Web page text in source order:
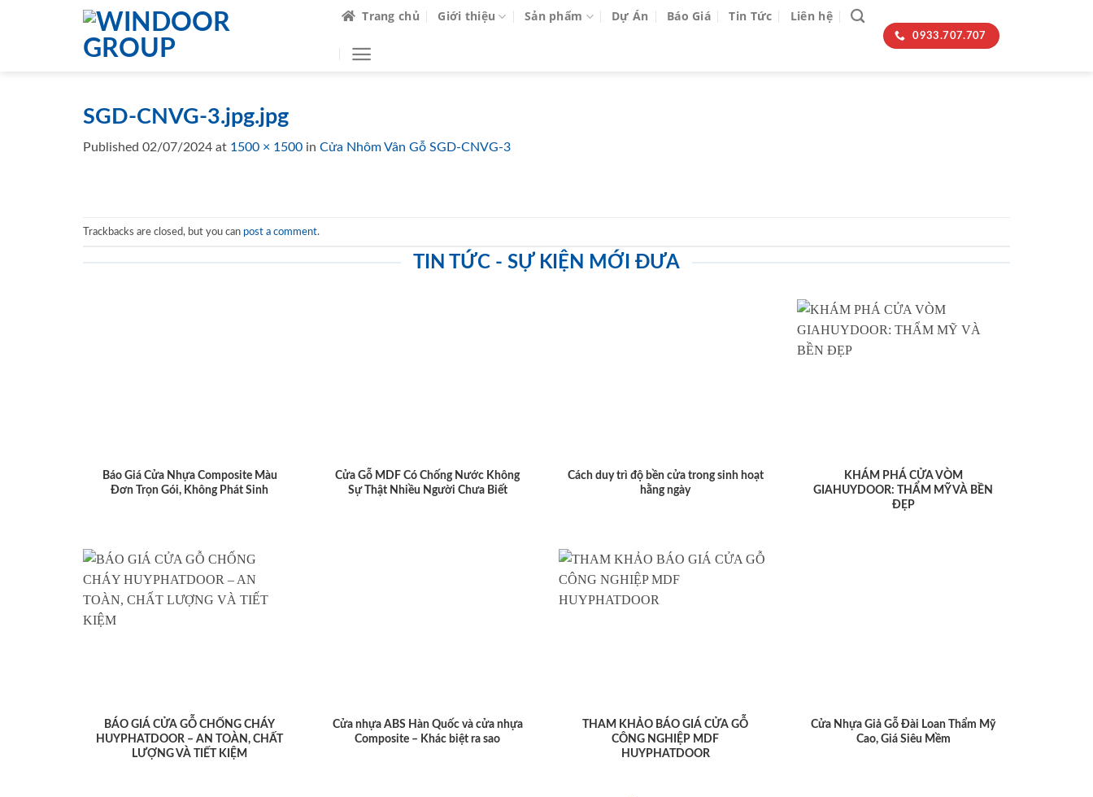
Trang chủ Giới thiệu Sản phẩm Dự Án Báo Giá Tin Tức Liên hệ
0933.707.707
SGD-CNVG-3.jpg.jpg
Published 02/07/2024 at 1500 × 1500 in Cửa Nhôm Vân Gỗ SGD-CNVG-3
Trackbacks are closed, but you can post a comment.
TIN TỨC - SỰ KIỆN MỚI ĐƯA
Báo Giá Cửa Nhựa Composite Màu
Đơn Trọn Gói, Không Phát Sinh
Cửa Gỗ MDF Có Chống Nước Không
Sự Thật Nhiều Người Chưa Biết
Cách duy trì độ bền cửa trong sinh hoạt
hằng ngày
KHÁM PHÁ CỬA VÒM
GIAHUYDOOR: THẨM MỸ VÀ BỀN
ĐẸP
BÁO GIÁ CỬA GỖ CHỐNG CHÁY
HUYPHATDOOR – AN TOÀN, CHẤT
LƯỢNG VÀ TIẾT KIỆM
Cửa nhựa ABS Hàn Quốc và cửa nhựa
Composite – Khác biệt ra sao
THAM KHẢO BÁO GIÁ CỬA GỖ
CÔNG NGHIỆP MDF
HUYPHATDOOR
Cửa Nhựa Giả Gỗ Đài Loan Thẩm Mỹ
Cao, Giá Siêu Mềm